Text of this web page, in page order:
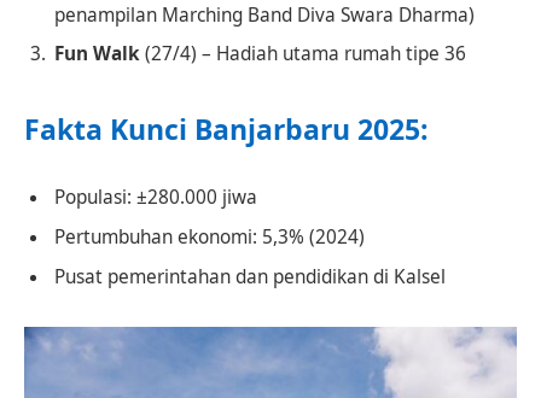
penampilan Marching Band Diva Swara Dharma)
Fun Walk(27/4) – Hadiah utama rumah tipe 36
Fakta Kunci Banjarbaru 2025:
Populasi: ±280.000 jiwa
Pertumbuhan ekonomi: 5,3% (2024)
Pusat pemerintahan dan pendidikan di Kalsel